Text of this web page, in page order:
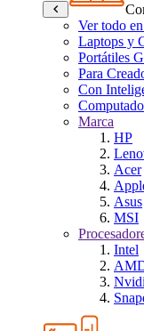
Ver todo
Laptops y
Portátiles
Para
Con
Marca
HP
Acer
Asus
MSI
Intel